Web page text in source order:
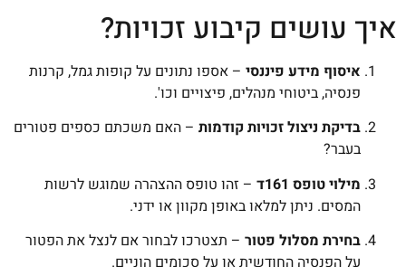
איך עושים קיבוע זכויות?
איסוף מידע פיננסי – אספו נתונים על קופות גמל, קרנות
פנסיה, ביטוחי מנהלים, פיצויים וכו'.
בדיקת ניצול זכויות קודמות – האם משכתם כספים פטורים
בעבר?
מילוי טופס 161ד
– זהו טופס ההצהרה שמוגש לרשות
המסים. ניתן למלאו באופן מקוון או ידני.
בחירת מסלול פטור – תצטרכו לבחור אם לנצל את הפטור
על הפנסיה החודשית או על סכומים הוניים.